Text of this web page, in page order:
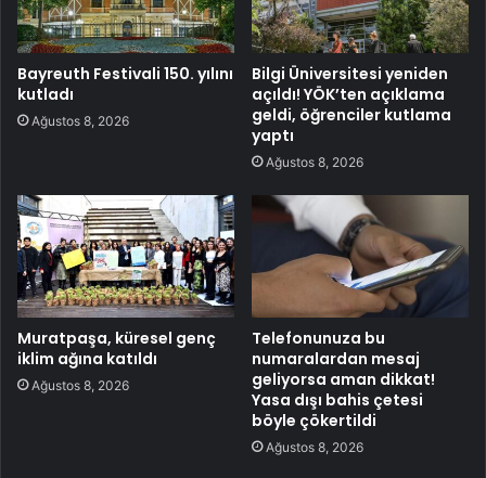
Bayreuth Festivali 150. yılını
kutladı
Ağustos 8, 2026
Bilgi Üniversitesi yeniden
açıldı! YÖK’ten açıklama
geldi, öğrenciler kutlama
yaptı
Ağustos 8, 2026
Muratpaşa, küresel genç
iklim ağına katıldı
Ağustos 8, 2026
Telefonunuza bu
numaralardan mesaj
geliyorsa aman dikkat!
Yasa dışı bahis çetesi
böyle çökertildi
Ağustos 8, 2026